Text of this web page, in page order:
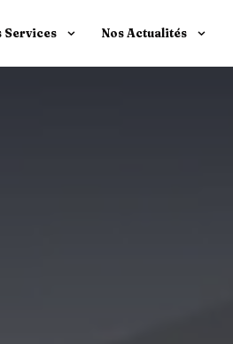
Services Nos Actualités